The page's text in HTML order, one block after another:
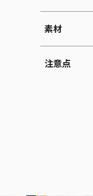
素材
注意点